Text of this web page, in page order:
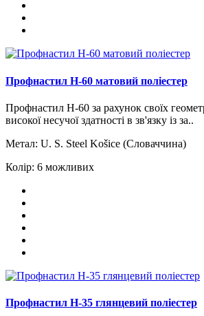
Профнастил H-60 матовий поліестер
Профнастил Н-60 за рахунок своїх
високої несучої здатності в зв'язку із за..
Метал: U. S. Steel Košice (Словаччина)
Колір: 6 можливих
Профнастил H-35 глянцевий поліестер